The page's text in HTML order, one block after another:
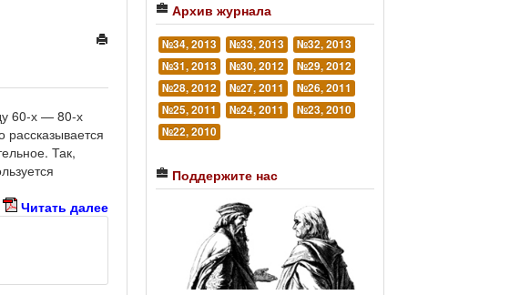
60-х — 80-х
Так,
Читать далее
Архив журнала
№34, 2013 №33, 2013
№32, 2013
№31, 2013
№30, 2012
№29, 2012
№28, 2012
№27, 2011
№26, 2011
№25, 2011
№24, 2011
№23, 2010
№22, 2010
Поддержите нас